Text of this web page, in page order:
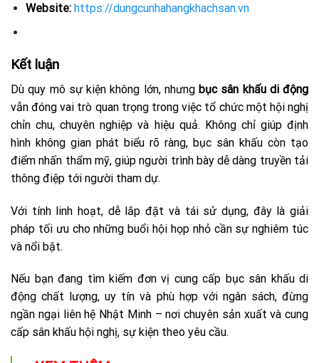
Website: https://dungcunhahangkhachsan.vn
Kết luận
Dù quy mô sự kiện không lớn, nhưngbục sân khấu di động
vẫn đóng vai trò quan trọng trong việc tổ chức một hội nghị
chỉn chu, chuyên nghiệp và hiệu quả. Không chỉ giúp định
hình không gian phát biểu rõ ràng, bục sân khấu còn tạo
điểm nhấn thẩm mỹ, giúp người trình bày dễ dàng truyền tải
thông điệp tới người tham dự.
Với tính linh hoạt, dễ lắp đặt và tái sử dụng, đây là giải
pháp tối ưu cho những buổi hội họp nhỏ cần sự nghiêm túc
và nổi bật.
Nếu bạn đang tìm kiếm đơn vị cung cấp bục sân khấu di
động chất lượng, uy tín và phù hợp với ngân sách, đừng
ngần ngại liên hệ Nhật Minh – nơi chuyên sản xuất và cung
cấp sân khấu hội nghị, sự kiện theo yêu cầu.